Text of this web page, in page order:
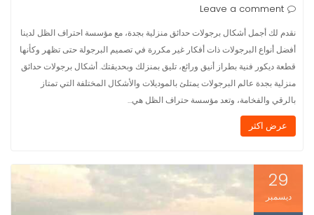
Leave a comment
نقدم لك أجمل أشكال برجولات حدائق منزلية بجدة، مع مؤسسة احتراف الظل لدينا
أفضل أنواع البرجولات ذات أفكار غير مكررة في تصميم البرجولة حتى تظهر وكأنها
قطعة ديكور فنية بطراز أنيق ورائع، تليق بمنزلك وبحديقتك. أشكال برجولات حدائق
منزلية بجدة عالم البرجولات يمتلئ بالموديلات والأشكال المختلفة التي تمتاز
بالرقي والفخامة، وتعد مؤسسة حتراف الظل هي…
عرض اكثر
29
ديسمبر